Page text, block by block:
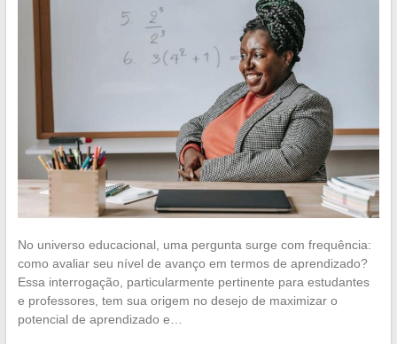
No universo educacional, uma pergunta surge com frequência:
como avaliar seu nível de avanço em termos de aprendizado?
Essa interrogação, particularmente pertinente para estudantes
e professores, tem sua origem no desejo de maximizar o
potencial de aprendizado e…